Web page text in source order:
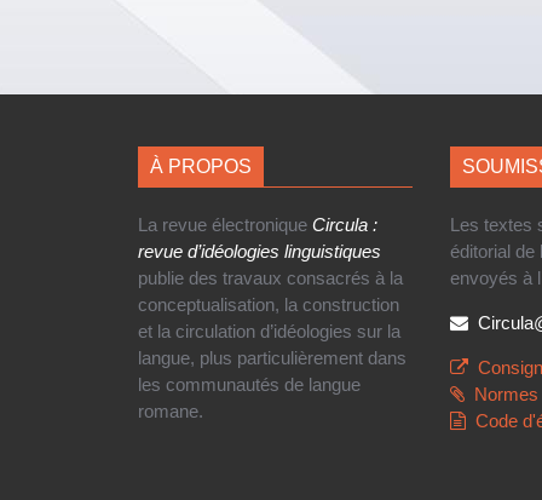
À PROPOS
La revue électronique Circula :
revue d’idéologies linguistiques
publie des travaux consacrés à la
conceptualisation, la construction
et la circulation d’idéologies sur la
langue, plus particulièrement dans
les communautés de langue
romane.
Les textes
éditorial de
envoyés à
Code